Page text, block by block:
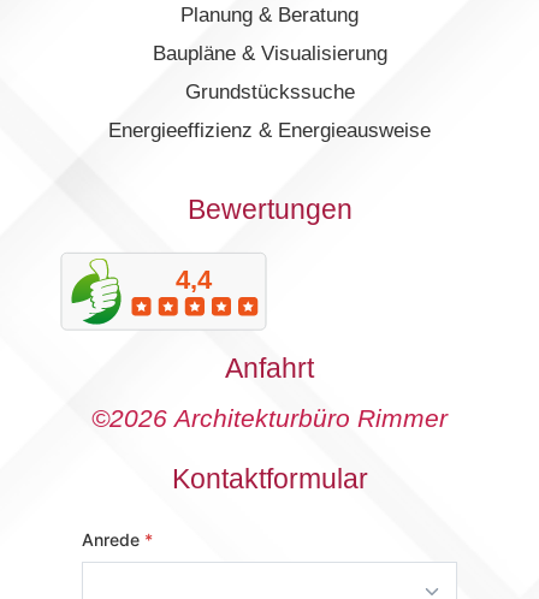
Planung & Beratung
Baupläne & Visualisierung
Grundstückssuche
Energieeffizienz & Energieausweise
Bewertungen
Anfahrt
©2026 Architekturbüro Rimmer
Kontaktformular